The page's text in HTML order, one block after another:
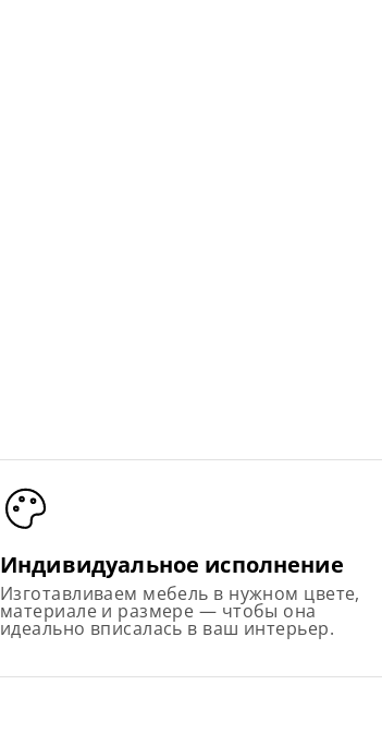
Индивидуальное исполнение
Изготавливаем мебель в нужном цвете,
материале и размере — чтобы она
идеально вписалась в ваш интерьер.